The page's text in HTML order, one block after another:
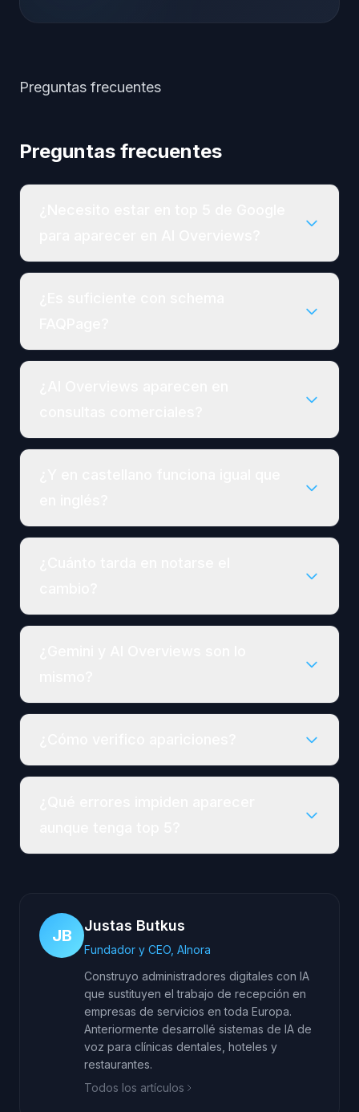
Preguntas frecuentes
Preguntas frecuentes
JB
Justas Butkus
Fundador y CEO, AInora
Construyo administradores digitales con IA
que sustituyen el trabajo de recepción en
empresas de servicios en toda Europa.
Anteriormente desarrollé sistemas de IA de
voz para clínicas dentales, hoteles y
restaurantes.
Todos los artículos